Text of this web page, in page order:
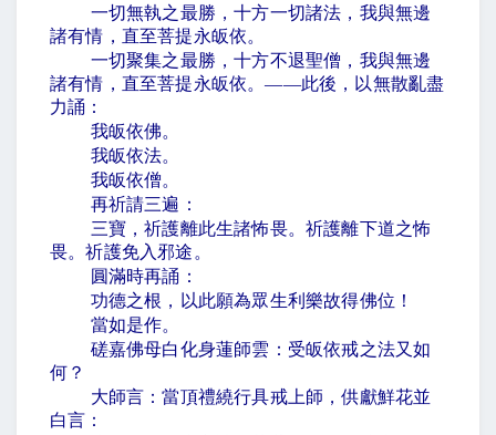
一切無執之最勝，十方一切諸法，我與無邊
諸有情，直至菩提永皈依。
一切聚集之最勝，十方不退聖僧，我與無邊
諸有情，直至菩提永皈依。——此後，以無散亂盡
力誦：
我皈依佛。
我皈依法。
我皈依僧。
再祈請三遍：
三寶，祈護離此生諸怖畏。祈護離下道之怖
畏。祈護免入邪途。
圓滿時再誦：
功德之根，以此願為眾生利樂故得佛位！
當如是作。
磋嘉佛母白化身蓮師雲：受皈依戒之法又如
何？
大師言：當頂禮繞行具戒上師，供獻鮮花並
白言：